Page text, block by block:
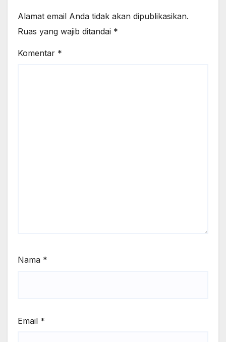
Alamat email Anda tidak akan dipublikasikan.
Ruas yang wajib ditandai *
Komentar *
Nama *
Email *